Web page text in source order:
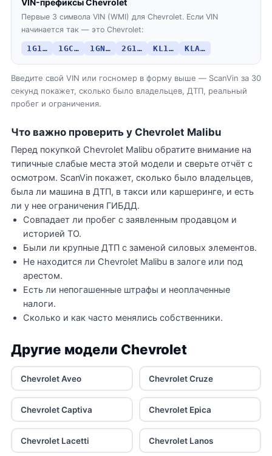
VIN-префиксы Chevrolet
Первые 3 символа VIN (WMI) для Chevrolet. Если VIN
начинается так — это Chevrolet:
1G1… 1GC… 1GN… 2G1… KL1… KLA…
Введите свой VIN или госномер в форму выше — ScanVin за 30
секунд покажет, сколько было владельцев, ДТП, реальный
пробег и ограничения.
Что важно проверить у Chevrolet Malibu
Перед покупкой Chevrolet Malibu обратите внимание на
типичные слабые места этой модели и сверьте отчёт с
осмотром. ScanVin покажет, сколько было владельцев,
была ли машина в ДТП, в такси или каршеринге, и есть
ли у нее ограничения ГИБДД.
Совпадает ли пробег с заявленным продавцом и
историей ТО.
Были ли крупные ДТП с заменой силовых элементов.
Не находится ли Chevrolet Malibu в залоге или под
арестом.
Есть ли непогашенные штрафы и неоплаченные
налоги.
Сколько и как часто менялись собственники.
Другие модели Chevrolet
Chevrolet Aveo Chevrolet Cruze
Chevrolet Captiva Chevrolet Epica
Chevrolet Lacetti Chevrolet Lanos